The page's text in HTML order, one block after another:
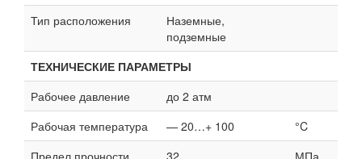
Тип расположения
Наземные,
подземные
ТЕХНИЧЕСКИЕ ПАРАМЕТРЫ
Рабочее давление
до 2 атм
Рабочая температура
— 20…+ 100
°C